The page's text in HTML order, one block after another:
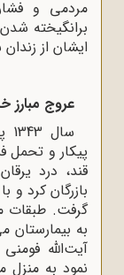
مردمی و
برانگیخته
ایشان از
عروج مبارز
پیکار و تحمل
قند، درد
بازرگان کرد
گرفت. طبقات
به بیمارستان
آیت‌الله
نمود به منزل